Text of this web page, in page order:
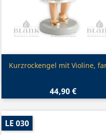
Vorschau
Kurzrockengel mit Violine,
44,90 €
LE 030